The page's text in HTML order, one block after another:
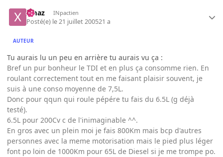
xmaz INpactien
Posté(e) le 21 juillet 200521 a
AUTEUR
Tu aurais lu un peu en arrière tu aurais vu ça :
Bref un pur bonheur le TDI et en plus ça consomme rien. En
roulant correctement tout en me faisant plaisir souvent, je
suis à une conso moyenne de 7,5L.
Donc pour qqun qui roule pépére tu fais du 6.5L (g déjà
testé).
6.5L pour 200Cv c de l'inimaginable ^^.
En gros avec un plein moi je fais 800Km mais bcp d'autres
personnes avec la meme motorisation mais le pied plus léger
font po loin de 1000Km pour 65L de Diesel si je me trompe po.